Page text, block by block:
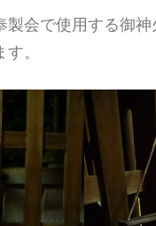
製会で使用する御神
。